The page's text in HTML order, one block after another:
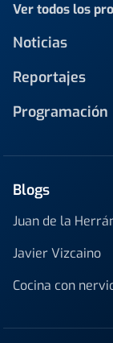
Ver todos los
Noticias
Reportajes
Programación
Blogs
Juan de la
Javier Vizcaino
Cocina con